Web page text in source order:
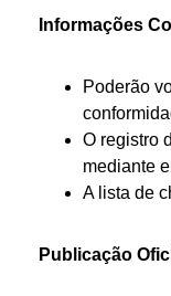
Informações
Poderão
O registro
mediante
A lista de
Publicação